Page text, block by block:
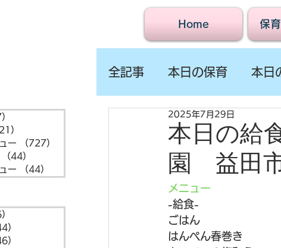
Home 保
）
ー
（727）
（44）
ー
（44）
）
）
全記事 本日の保育 本日
本日の給
園 益田
2025年7月29日
メニュー
-給食-
ごはん
はんぺん春巻き